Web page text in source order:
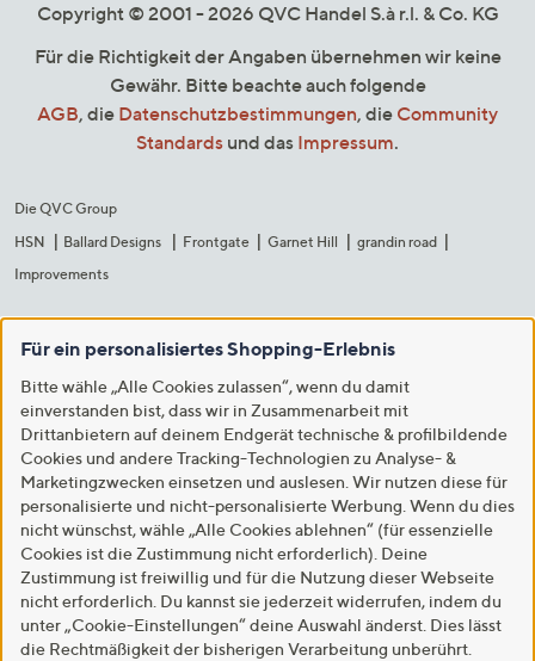
Copyright © 2001 - 2026 QVC Handel S.à r.l. & Co. KG
Für die Richtigkeit der Angaben übernehmen wir keine
Gewähr. Bitte beachte auch folgende
AGB, die Datenschutzbestimmungen, die Community
Standards und das Impressum.
Die QVC Group
HSN
Ballard Designs Frontgate Garnet Hill
grandin road
Improvements
Für ein personalisiertes Shopping-Erlebnis
Bitte wähle „Alle Cookies zulassen“, wenn du damit
einverstanden bist, dass wir in Zusammenarbeit mit
Drittanbietern auf deinem Endgerät technische & profilbildende
Cookies und andere Tracking-Technologien zu Analyse- &
Marketingzwecken einsetzen und auslesen. Wir nutzen diese für
personalisierte und nicht-personalisierte Werbung. Wenn du dies
nicht wünschst, wähle „Alle Cookies ablehnen“ (für essenzielle
Cookies ist die Zustimmung nicht erforderlich). Deine
Zustimmung ist freiwillig und für die Nutzung dieser Webseite
nicht erforderlich. Du kannst sie jederzeit widerrufen, indem du
unter „Cookie-Einstellungen“ deine Auswahl änderst. Dies lässt
die Rechtmäßigkeit der bisherigen Verarbeitung unberührt.